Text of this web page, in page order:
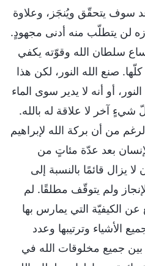
سوف يتحقّق ويُنجَز، وعلاوة
لن يتطلّب منه أدنى مجهودٍ.
سلطان الله وقوّته يكفي
صنع الله النور، لكن هذا
أو أنه لا يدير سوى الماء
شيءٍ آخر لا علاقة له بالله.
من أن بركة الله لإبراهيم
بعد عدّة مئاتٍ من
يزال قائمًا بالنسبة إلى
ولم يتوقّف مطلقًا. لم
الكيفيّة التي يمارس بها
الأشياء وترتيبها وعدد
جميع مخلوقات الله في